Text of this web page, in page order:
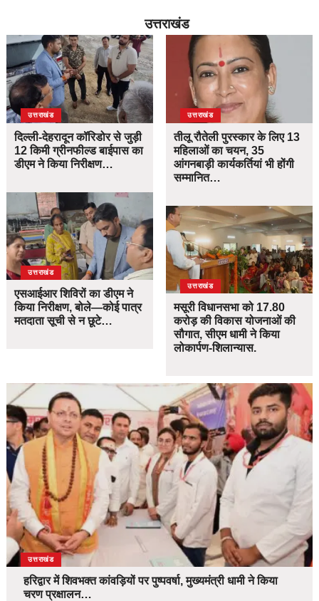
उत्तराखंड
उत्तराखंड
दिल्ली-देहरादून कॉरिडोर से जुड़ी
12 किमी ग्रीनफील्ड बाईपास का
डीएम ने किया निरीक्षण…
उत्तराखंड
एसआईआर शिविरों का डीएम ने
किया निरीक्षण, बोले—कोई पात्र
मतदाता सूची से न छूटे…
उत्तराखंड
तीलू रौतेली पुरस्कार के लिए 13
महिलाओं का चयन, 35
आंगनबाड़ी कार्यकर्तियां भी होंगी
सम्मानित…
उत्तराखंड
मसूरी विधानसभा को 17.80
करोड़ की विकास योजनाओं की
सौगात, सीएम धामी ने किया
लोकार्पण-शिलान्यास.
उत्तराखंड
हरिद्वार में शिवभक्त कांवड़ियों पर पुष्पवर्षा, मुख्यमंत्री धामी ने किया
चरण प्रक्षालन…